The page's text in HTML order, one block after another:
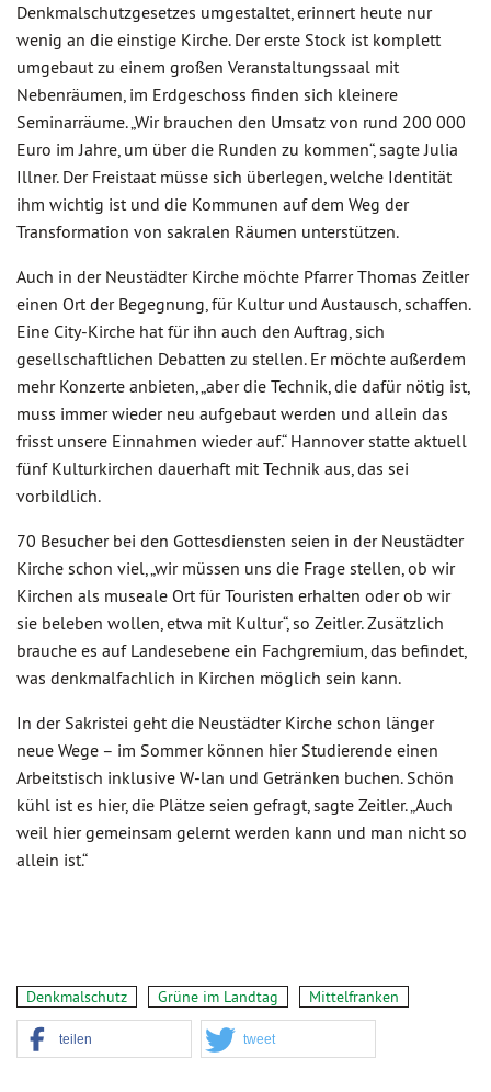
Denkmalschutzgesetzes umgestaltet, erinnert heute nur
wenig an die einstige Kirche. Der erste Stock ist komplett
umgebaut zu einem großen Veranstaltungssaal mit
Nebenräumen, im Erdgeschoss finden sich kleinere
Seminarräume. „Wir brauchen den Umsatz von rund 200 000
Euro im Jahre, um über die Runden zu kommen“, sagte Julia
Illner. Der Freistaat müsse sich überlegen, welche Identität
ihm wichtig ist und die Kommunen auf dem Weg der
Transformation von sakralen Räumen unterstützen.
Auch in der Neustädter Kirche möchte Pfarrer Thomas Zeitler
einen Ort der Begegnung, für Kultur und Austausch, schaffen.
Eine City-Kirche hat für ihn auch den Auftrag, sich
gesellschaftlichen Debatten zu stellen. Er möchte außerdem
mehr Konzerte anbieten, „aber die Technik, die dafür nötig ist,
muss immer wieder neu aufgebaut werden und allein das
frisst unsere Einnahmen wieder auf.“ Hannover statte aktuell
fünf Kulturkirchen dauerhaft mit Technik aus, das sei
vorbildlich.
70 Besucher bei den Gottesdiensten seien in der Neustädter
Kirche schon viel, „wir müssen uns die Frage stellen, ob wir
Kirchen als museale Ort für Touristen erhalten oder ob wir
sie beleben wollen, etwa mit Kultur“, so Zeitler. Zusätzlich
brauche es auf Landesebene ein Fachgremium, das befindet,
was denkmalfachlich in Kirchen möglich sein kann.
In der Sakristei geht die Neustädter Kirche schon länger
neue Wege – im Sommer können hier Studierende einen
Arbeitstisch inklusive W-lan und Getränken buchen. Schön
kühl ist es hier, die Plätze seien gefragt, sagte Zeitler. „Auch
weil hier gemeinsam gelernt werden kann und man nicht so
allein ist.“
Denkmalschutz Grüne im Landtag Mittelfranken
teilen tweet